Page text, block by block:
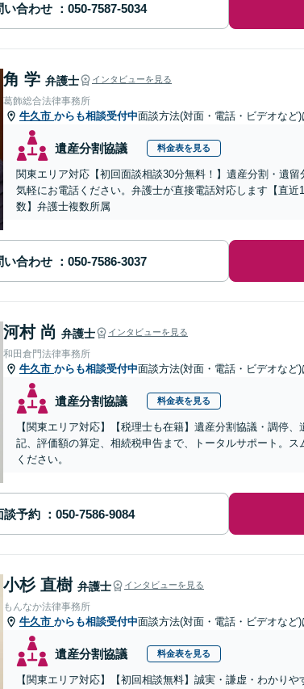
い合わせ
角 学 弁護士 インタビューを見る
葛飾総合法律事務所
牛久市 からも相談受付中面談方法(対面・電話・ビデオなど)
遺産分割協議 料金表を見る
関東エリア対応【初回面談相談30分無料！】遺産分割・遺
気軽にお電話ください。弁護士が直接電話対応します【直
数】弁護士複数所属
い合わせ
河村 尚 弁護士 インタビューを見る
和田倉門法律事務所
牛久市 からも相談受付中面談方法(対面・電話・ビデオなど)
遺産分割協議 料金表を見る
【関東エリア対応】【税理士も在籍】遺産分割協議・調停
記、評価額の算定、相続税申告まで、トータルサポート。
ください。
談予約
小杉 直樹 弁護士 インタビューを見る
もんなか法律事務所
牛久市 からも相談受付中面談方法(対面・電話・ビデオなど)
遺産分割協議 料金表を見る
【関東エリア対応】【初回相談無料】誠実・謙虚・わかり